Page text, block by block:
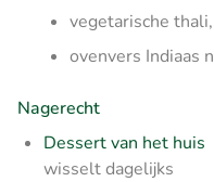
vegetarische
ovenvers Indiaas
Nagerecht
Dessert van het huis
wisselt dagelijks